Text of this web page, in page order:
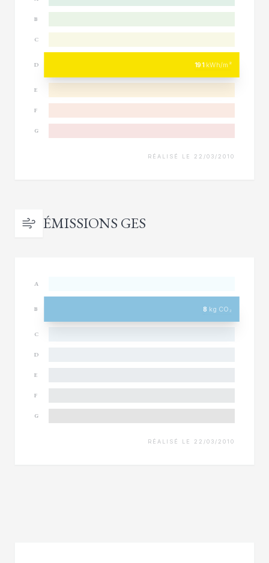
B
C
D 191 kWh/m²
E
F
G
RÉALISÉ LE 22/03/2010
ÉMISSIONS GES
A
B 8 kg CO₂
C
D
E
F
G
RÉALISÉ LE 22/03/2010